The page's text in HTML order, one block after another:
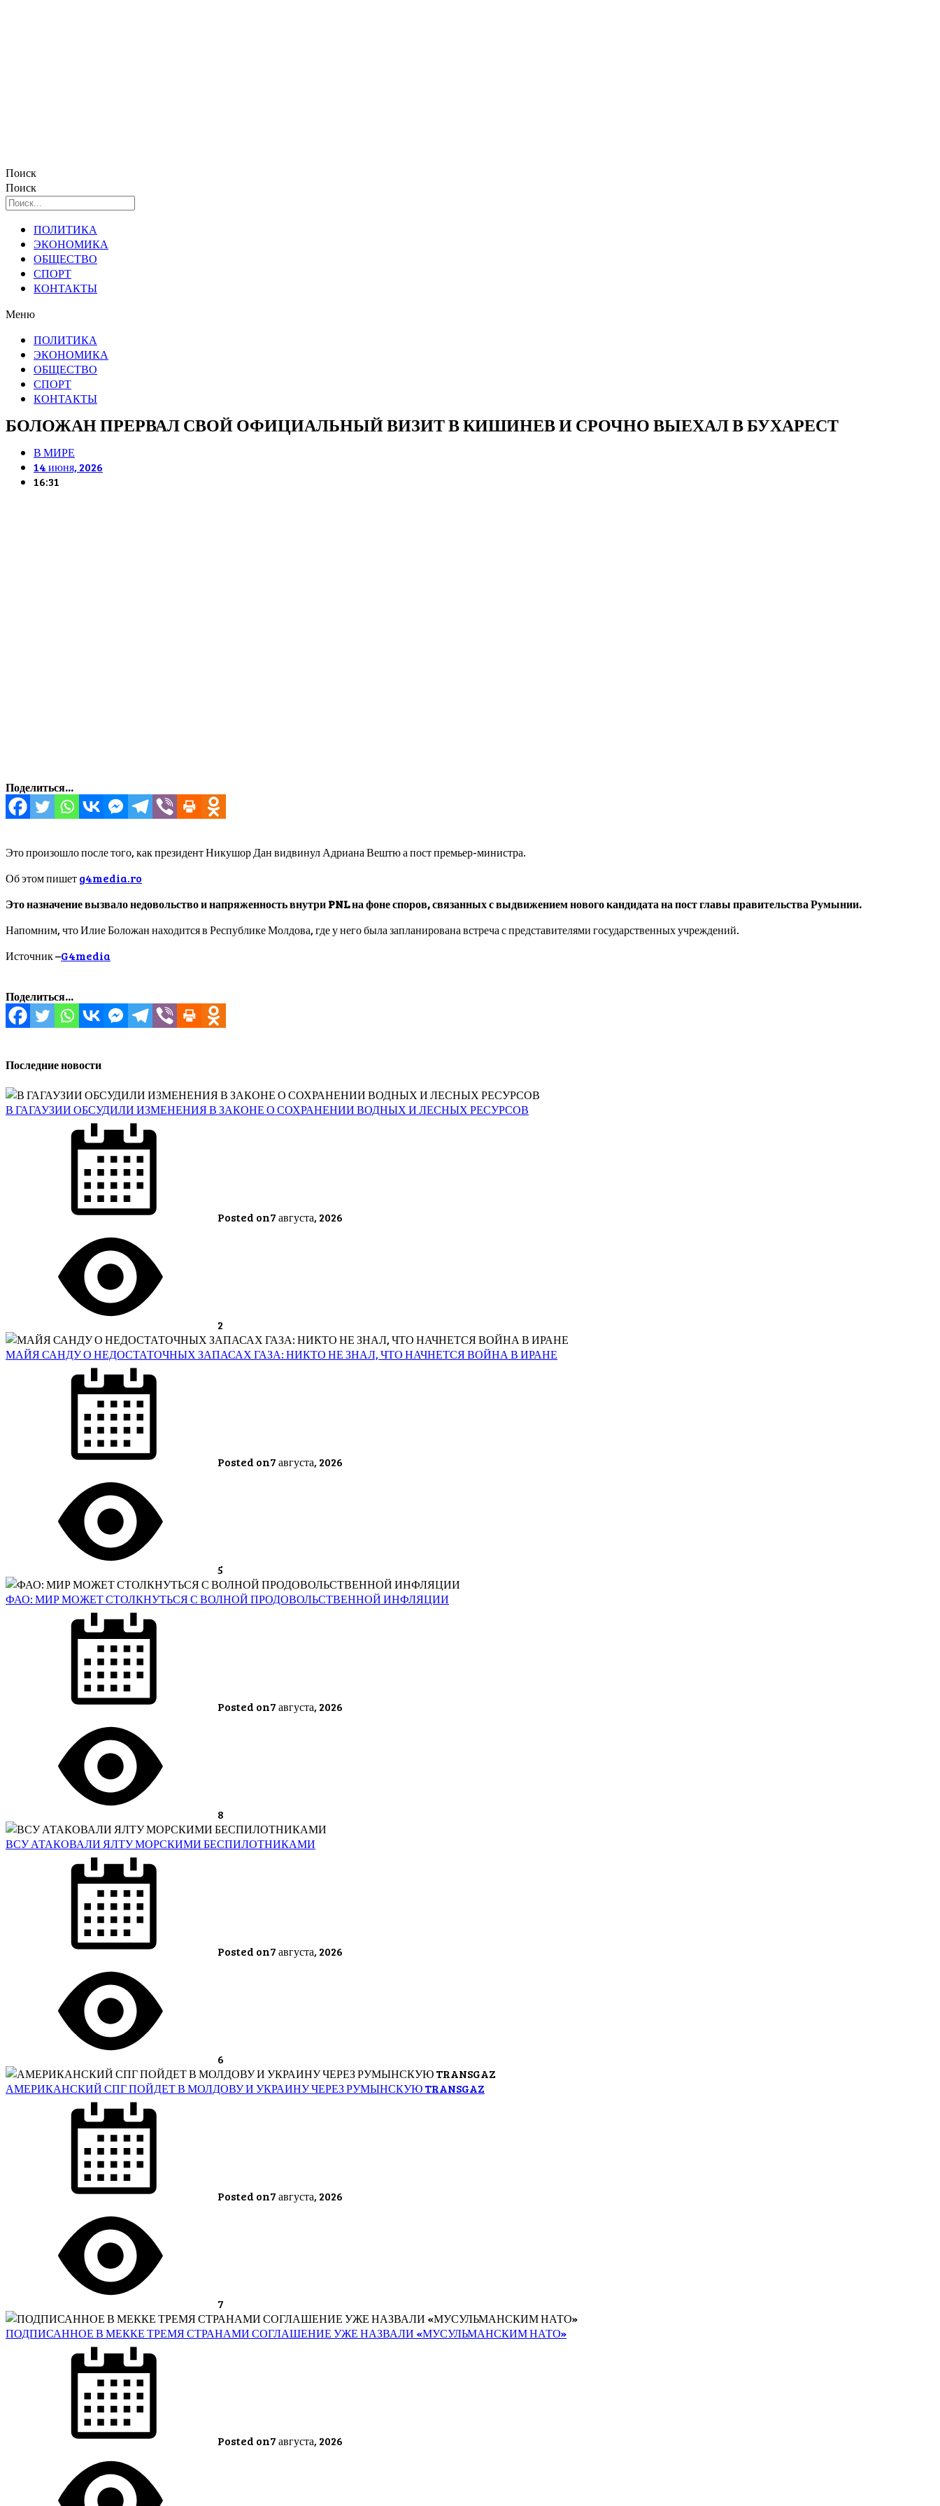
Поиск
Поиск
ПОЛИТИКА
ЭКОНОМИКА
ОБЩЕСТВО
СПОРТ
КОНТАКТЫ
Меню
ПОЛИТИКА
ЭКОНОМИКА
ОБЩЕСТВО
СПОРТ
КОНТАКТЫ
БОЛОЖАН ПРЕРВАЛ СВОЙ ОФИЦИАЛЬНЫЙ ВИЗИТ В КИШИНЕВ И СРОЧНО ВЫЕХАЛ В БУХАРЕСТ
В МИРЕ
14 июня, 2026
16:31
Поделиться...
Это произошло после того, как президент Никушор Дан видвинул Адриана Вештю а пост премьер-министра.
Об этом пишетg4media.ro
Это назначение вызвало недовольство и напряженность внутри PNL на фоне споров, связанных с выдвижением нового кандидата на пост главы правительства Румынии.
Напомним, что Илие Боложан находится в Республике Молдова, где у него была запланирована встреча с представителями государственных учреждений.
Источник –G4media
Поделиться...
Последние новости
В ГАГАУЗИИ ОБСУДИЛИ ИЗМЕНЕНИЯ В ЗАКОНЕ О СОХРАНЕНИИ ВОДНЫХ И ЛЕСНЫХ РЕСУРСОВ
Posted on7 августа, 2026
2
МАЙЯ САНДУ О НЕДОСТАТОЧНЫХ ЗАПАСАХ ГАЗА: НИКТО НЕ ЗНАЛ, ЧТО НАЧНЕТСЯ ВОЙНА В ИРАНЕ
Posted on7 августа, 2026
5
ФАО: МИР МОЖЕТ СТОЛКНУТЬСЯ С ВОЛНОЙ ПРОДОВОЛЬСТВЕННОЙ ИНФЛЯЦИИ
Posted on7 августа, 2026
8
ВСУ АТАКОВАЛИ ЯЛТУ МОРСКИМИ БЕСПИЛОТНИКАМИ
Posted on7 августа, 2026
6
АМЕРИКАНСКИЙ СПГ ПОЙДЕТ В МОЛДОВУ И УКРАИНУ ЧЕРЕЗ РУМЫНСКУЮ TRANSGAZ
Posted on7 августа, 2026
7
ПОДПИСАННОЕ В МЕККЕ ТРЕМЯ СТРАНАМИ СОГЛАШЕНИЕ УЖЕ НАЗВАЛИ «МУСУЛЬМАНСКИМ НАТО»
Posted on7 августа, 2026